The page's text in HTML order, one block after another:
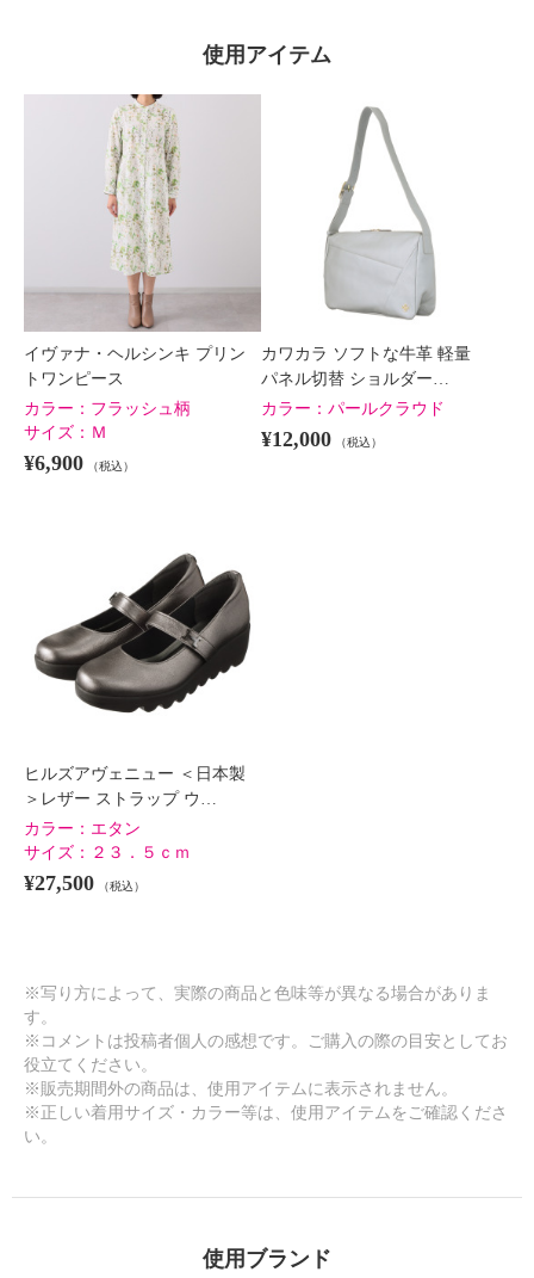
使用アイテム
イヴァナ・ヘルシンキ プリン
トワンピース
カラー： フラッシュ柄
サイズ： Ｍ
¥6,900 （税込）
カワカラ ソフトな牛革 軽量
パネル切替 ショルダー…
カラー： パールクラウド
¥12,000 （税込）
ヒルズアヴェニュー ＜日本製
＞レザー ストラップ ウ…
カラー： エタン
サイズ： ２３．５ｃｍ
¥27,500 （税込）
※写り方によって、実際の商品と色味等が異なる場合がありま
す。
※コメントは投稿者個人の感想です。ご購入の際の目安としてお
役立てください。
※販売期間外の商品は、使用アイテムに表示されません。
※正しい着用サイズ・カラー等は、使用アイテムをご確認くださ
い。
使用ブランド